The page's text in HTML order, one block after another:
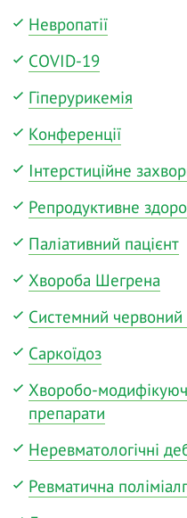
Невропатії
COVID-19
Гіперурикемія
Конференції
Інтерстиційне
Репродуктивне
Паліативний пацієнт
Хвороба Шегрена
Системний червоний
Саркоїдоз
Хворобо-
препарати
Неревматологічні
Ревматична